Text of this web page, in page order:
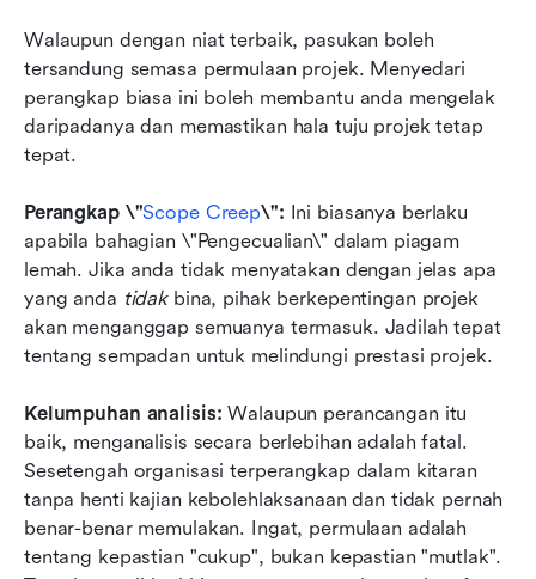
Walaupun dengan niat terbaik, pasukan boleh
tersandung semasa permulaan projek. Menyedari
perangkap biasa ini boleh membantu anda mengelak
daripadanya dan memastikan hala tuju projek tetap
tepat.
Perangkap \"Scope Creep\": Ini biasanya berlaku
apabila bahagian \"Pengecualian\" dalam piagam
lemah. Jika anda tidak menyatakan dengan jelas apa
yang anda tidak bina, pihak berkepentingan projek
akan menganggap semuanya termasuk. Jadilah tepat
tentang sempadan untuk melindungi prestasi projek.
Kelumpuhan analisis: Walaupun perancangan itu
baik, menganalisis secara berlebihan adalah fatal.
Sesetengah organisasi terperangkap dalam kitaran
tanpa henti kajian kebolehlaksanaan dan tidak pernah
benar-benar memulakan. Ingat, permulaan adalah
tentang kepastian "cukup", bukan kepastian "mutlak".